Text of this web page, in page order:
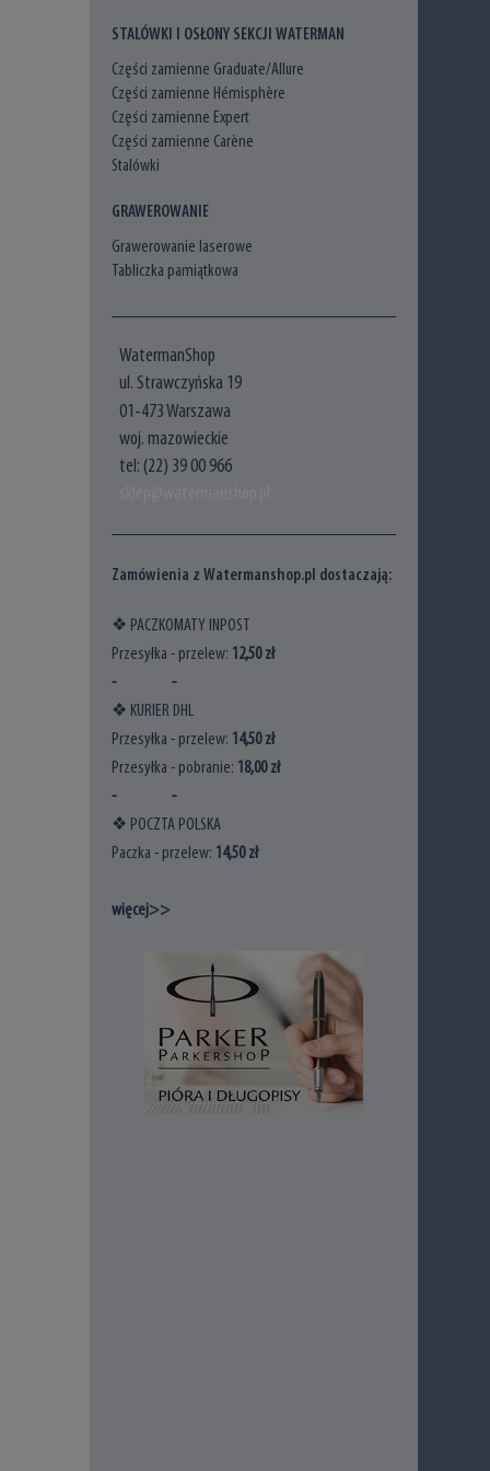
STALÓWKI I OSŁONY SEKCJI WATERMAN
Części zamienne Graduate/Allure
Części zamienne Hémisphère
Części zamienne Expert
Części zamienne Carène
Stalówki
GRAWEROWANIE
Grawerowanie laserowe
Tabliczka pamiątkowa
WatermanShop
ul. Strawczyńska 19
01-473 Warszawa
woj. mazowieckie
tel: (22) 39 00 966
Zamówienia z Watermanshop.pl dostaczają:
❖ PACZKOMATY INPOST
Przesyłka - przelew: 12,50 zł
- -
❖ KURIER DHL
Przesyłka - przelew: 14,50 zł
Przesyłka - pobranie: 18,00 zł
- -
❖ POCZTA POLSKA
Paczka - przelew: 14,50 zł
więcej>>